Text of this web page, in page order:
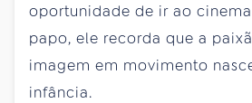
oportunidade de ir ao
papo, ele recorda que a
imagem em movimento
infância.